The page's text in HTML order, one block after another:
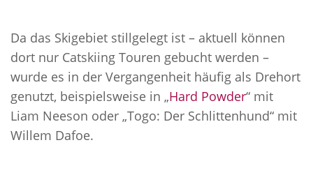
Da das Skigebiet stillgelegt ist – aktuell können
dort nur Catskiing Touren gebucht werden –
wurde es in der Vergangenheit häufig als Drehort
genutzt, beispielsweise in „Hard Powder“ mit
Liam Neeson oder „Togo: Der Schlittenhund“ mit
Willem Dafoe.